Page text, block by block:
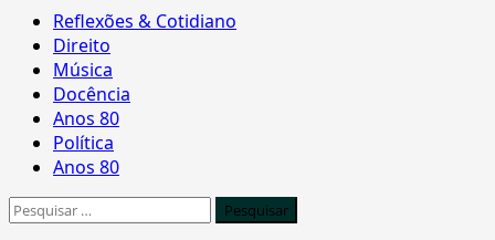
Primary
Menu
Reflexões & Cotidiano
Direito
Música
Docência
Anos 80
Política
Anos 80
Pesquisar